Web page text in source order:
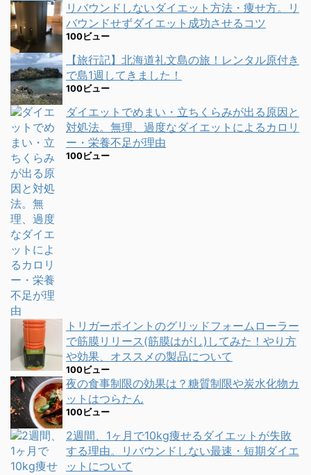
リバウンドしないダイエット方法・痩せ方。リ
バウンドせずダイエット成功させるコツ
100ビュー
【旅行記】北海道礼文島の旅！レンタル原付き
で島1週してきました！
100ビュー
ダイエットでめまい・立ちくらみが出る原因と
対処法。無理、過度なダイエットによるカロリ
ー・栄養不足が理由
100ビュー
トリガーポイントのグリッドフォームローラー
で筋膜リリース(筋膜はがし)してみた！やり方
や効果、オススメの製品について
100ビュー
夜の食事制限の効果は？糖質制限や炭水化物カ
ットはつらたん
100ビュー
2週間、1ヶ月で10kg痩せるダイエットが失敗
する理由。リバウンドしない最速・短期ダイエ
ットについて